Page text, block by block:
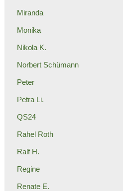
Miranda
Monika
Nikola K.
Norbert Schümann
Peter
Petra Li.
QS24
Rahel Roth
Ralf H.
Regine
Renate E.